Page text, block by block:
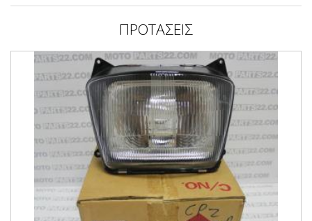
ΠΡΟΤΑΣΕΙΣ